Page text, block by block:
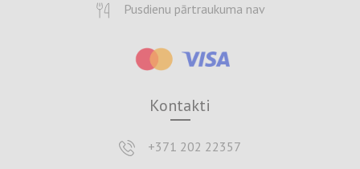
Pusdienu pārtraukuma nav
Kontakti
+371 202 22357